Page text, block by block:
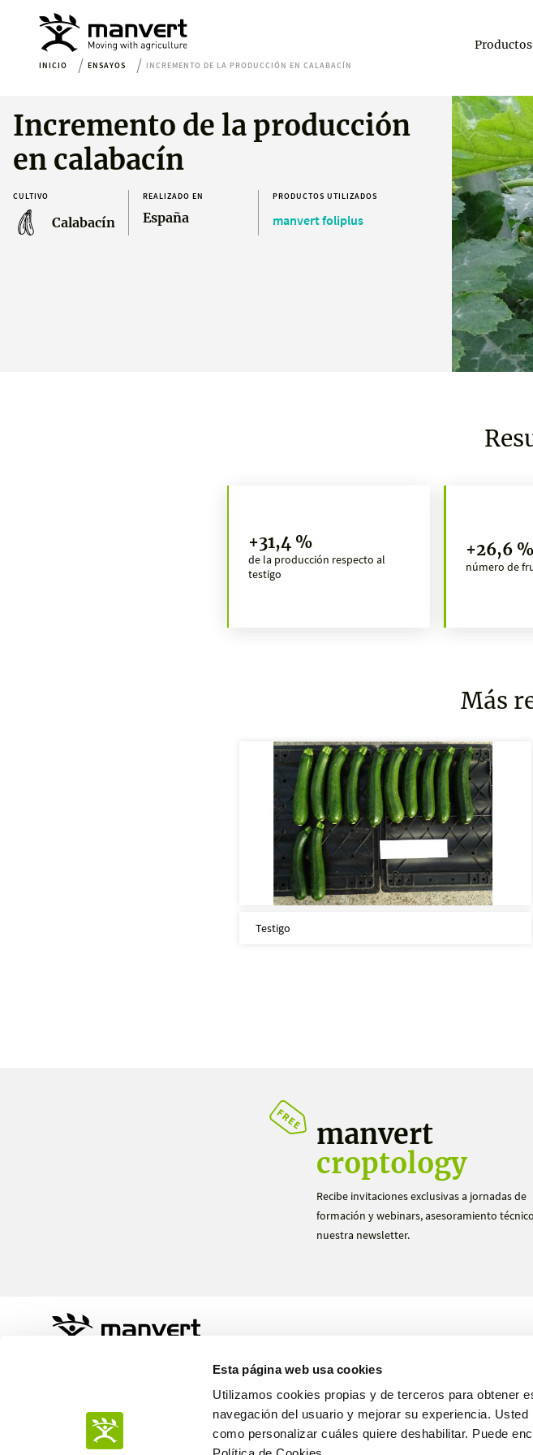
Esta página web usa cookies
Utilizamos cookies propias y de terceros para obtener
navegación del usuario y mejorar su experiencia.
como personalizar cuáles quiere deshabilitar. Puede
Productos
INICIO ENSAYOS INCREMENTO DE LA PRODUCCIÓN EN CALABACÍN
Incremento de la producción
en calabacín
CULTIVO
Calabacín
REALIZADO EN
España
PRODUCTOS UTILIZADOS
manvert foliplus
+31,4 %
de la producción respecto al
testigo
+26,6 %
número de
Más
Testigo
manvert
croptology
Recibe invitaciones exclusivas a jornadas de
formación y webinars, asesoramiento
nuestra newsletter.
Nosotros